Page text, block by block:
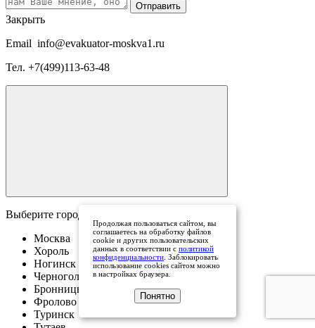
Отправить
Закрыть
Email info@evakuator-moskva1.ru
Тел. +7(499)113-63-48
Выберите город
Москва
Хороль
Ногинск
Черноголовка
Бронницы
Фролово
Туринск
Продолжая пользоваться сайтом, вы
соглашаетесь на обработку файлов
cookie и других пользовательских
данных в соответствии с политикой
конфиденциальности . Заблокировать
использование cookies сайтом можно
в настройках браузера.
Понятно